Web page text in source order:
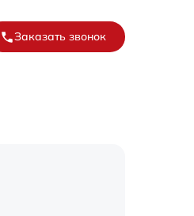
Заказать звонок